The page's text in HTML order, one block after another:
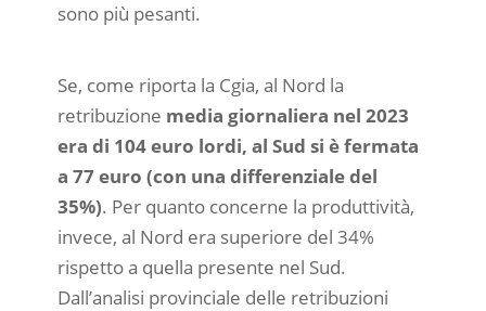
sono più pesanti.
Se, come riporta la Cgia, al Nord la
retribuzione media giornaliera nel 2023
era di 104 euro lordi, al Sud si è fermata
a 77 euro (con una differenziale del
35%). Per quanto concerne la produttività,
invece, al Nord era superiore del 34%
rispetto a quella presente nel Sud.
Dall’analisi provinciale delle retribuzioni